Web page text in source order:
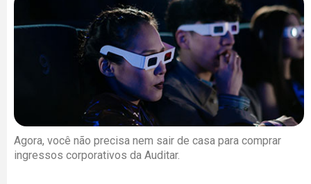
Agora, você não precisa nem sair de casa para comprar
ingressos corporativos da Auditar.